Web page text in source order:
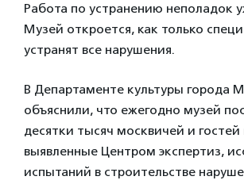
Работа по устранению неполадок
Музей откроется, как только
устранят все нарушения.
В Департаменте культуры города
объяснили, что ежегодно музей
десятки тысяч москвичей и гостей
выявленные Центром экспертиз,
испытаний в строительстве